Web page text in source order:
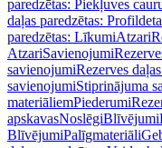
paredzētas: Piekļuves
daļas paredzētas:
paredzētas: LīkumiAtzari
AtzariSavienojumi
savienojumiRezerves
savienojumiStiprinājuma
materiāliemPiederumi
apskavasNoslēgiBlīvējumi
BlīvējumiPalīgmateriāli